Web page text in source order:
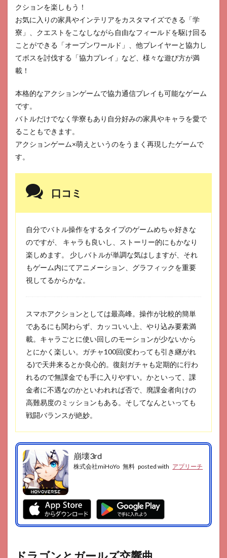
クションを楽しもう！
お気に入りの家具やインテリアをカスタマイズできる「学
寮」、クエストをこなしながら自由なフィールドを駆け回る
ことができる「オープンワールド」、他プレイヤーと協力し
てボスを討伐する「協力プレイ」など、様々な遊び方が満
載！
本格的なアクションゲームで協力通信プレイも可能なゲーム
です。
バトルだけでなく学寮もあり自分好みの家具やキャラを愛で
ることもできます。
アクションゲーム×萌えというのをうまく再現したゲームで
す。
口コミ
自分でバトル操作をするタイプのゲームめちゃ好きな
のですが、 キャラも良いし、ストーリー的にもかなり
楽しめます。 少しバトルが単調な気はしますが、それ
もゲーム内にてアニメーション、グラフィックを重要
視してるからかな。
スマホアクションとしては最高峰。操作が比較的簡単
であるにも関わらず、カッコいい上、やり込み要素満
載。キャラごとに使い回しのモーションが少ないから
とにかく楽しい。ガチャ100回(変わっても引き継がれ
る)で天井来るとか良心的。復刻ガチャも定期的に行わ
れるので無課金でも手に入りやすい。かといって、課
金者に不遇なのかといわれれば否で、廃課金者向けの
高難易度のミッションもある。そしてなんといっても
戦闘バランスが絶妙。
崩壊3rd
株式会社miHoYo 無料 posted with アプリーチ